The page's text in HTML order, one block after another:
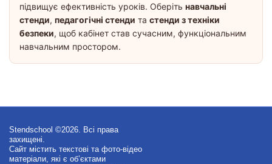
підвищує ефективність уроків. Оберіть навчальні
стенди, педагогічні стенди та стенди з техніки
безпеки, щоб кабінет став сучасним, функціональним
навчальним простором.
Stendschool ©2026. Всі права
захищені.
Сайт містить текстові та фото-відео
матеріали, які є об’єктами